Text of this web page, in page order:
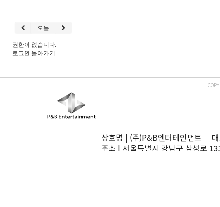
오늘
권한이 없습니다.
로그인 돌아가기
상호명 | (주)P&B엔터테인먼트
주소 | 서울특별시 강남구 삼성로